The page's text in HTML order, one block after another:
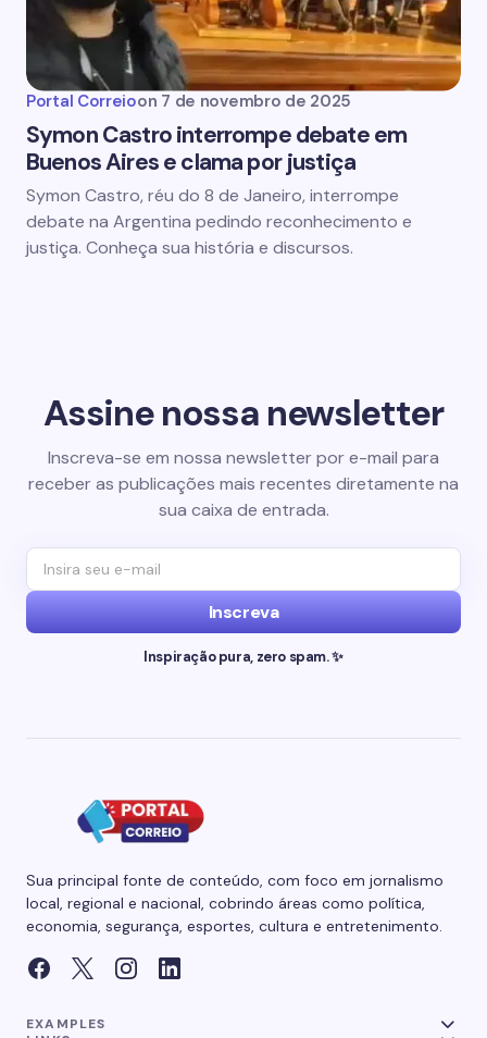
Portal Correioon 7 de novembro de 2025
Symon Castro interrompe debate em
Buenos Aires e clama por justiça
Symon Castro, réu do 8 de Janeiro, interrompe
debate na Argentina pedindo reconhecimento e
justiça. Conheça sua história e discursos.
Assine nossa newsletter
Inscreva-se em nossa newsletter por e-mail para
receber as publicações mais recentes diretamente na
sua caixa de entrada.
Inscreva
Inspiração pura, zero spam. ✨
Sua principal fonte de conteúdo, com foco em jornalismo
local, regional e nacional, cobrindo áreas como política,
economia, segurança, esportes, cultura e entretenimento.
EXAMPLES